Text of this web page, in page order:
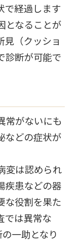
で経過します
となることが
見（クッショ
診断が可能で
常がないにも
などの症状が
変は認められ
疾患などの器
な役割を果た
では異常な
一助となり